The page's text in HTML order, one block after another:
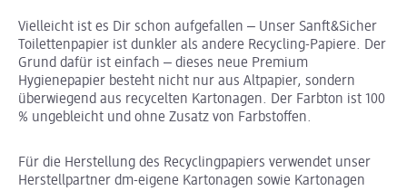
Vielleicht ist es Dir schon aufgefallen ‒ Unser Sanft&Sicher
Toilettenpapier ist dunkler als andere Recycling-Papiere. Der
Grund dafür ist einfach ‒ dieses neue Premium
Hygienepapier besteht nicht nur aus Altpapier, sondern
überwiegend aus recycelten Kartonagen. Der Farbton ist 100
% ungebleicht und ohne Zusatz von Farbstoffen.
Für die Herstellung des Recyclingpapiers verwendet unser
Herstellpartner dm-eigene Kartonagen sowie Kartonagen